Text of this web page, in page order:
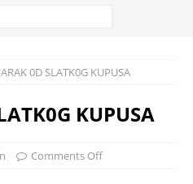
0D SLATK0G KUPUSA
KUPUSA
Comments Off